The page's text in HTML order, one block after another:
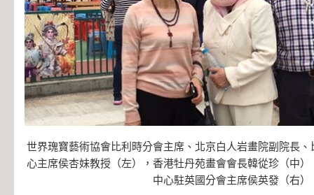
世界瑰寶藝術協會比利時分會主席、北京白人岩畫院副院長
心主席侯杏妹教授（左），香港牡丹苑畫會會長韓從珍（中
中心駐英國分會主席侯英發（右）